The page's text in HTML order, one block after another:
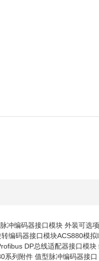
冲编码器接口模块 外装可选
编码器接口模块ACS880模
DP总线适配器接口模
列附件 值型脉冲编码器接